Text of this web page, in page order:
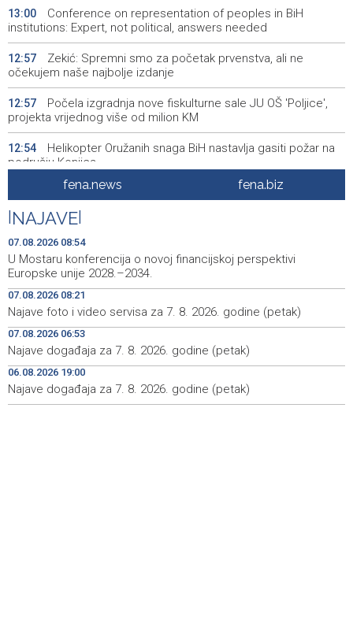
13:00
Conference on representation of peoples in BiH
institutions: Expert, not political, answers needed
12:57
Zekić: Spremni smo za početak prvenstva, ali ne
očekujem naše najbolje izdanje
12:57
Počela izgradnja nove fiskulturne sale JU OŠ 'Poljice',
projekta vrijednog više od milion KM
12:54
Helikopter Oružanih snaga BiH nastavlja gasiti požar na
području Konjica
Uhićene dvije osobe zbog provale na benzinsku crpku u
Konjicu
12:47
U BiH u prvih šest mjeseci 2026. manje turističkih
dolazaka, ali više noćenja
12:39
Two of 11 protesting Zenica miners forced to leave pit
due to health problems
12:39 Saopćenje za javnost Republikanci BiH
12:32
Investicije u BiH u 2025. porasle za 5,36 posto, na 9,44
milijarde KM
12:30
Dvojici rudara pozlilo u jami Raspotočje, jedan prebačen
fena.news fena.biz
NAJAVE
07.08.2026 08:54
U Mostaru konferencija o novoj financijskoj perspektivi
Europske unije 2028.–2034.
07.08.2026 08:21
Najave foto i video servisa za 7. 8. 2026. godine (petak)
07.08.2026 06:53
Najave događaja za 7. 8. 2026. godine (petak)
06.08.2026 19:00
Najave događaja za 7. 8. 2026. godine (petak)